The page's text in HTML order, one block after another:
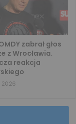
zabrał głos
z Wrocławia.
reakcja